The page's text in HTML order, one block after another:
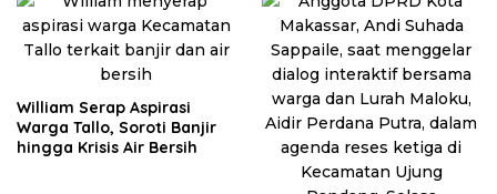
William Serap Aspirasi
Warga Tallo, Soroti Banjir
hingga Krisis Air Bersih